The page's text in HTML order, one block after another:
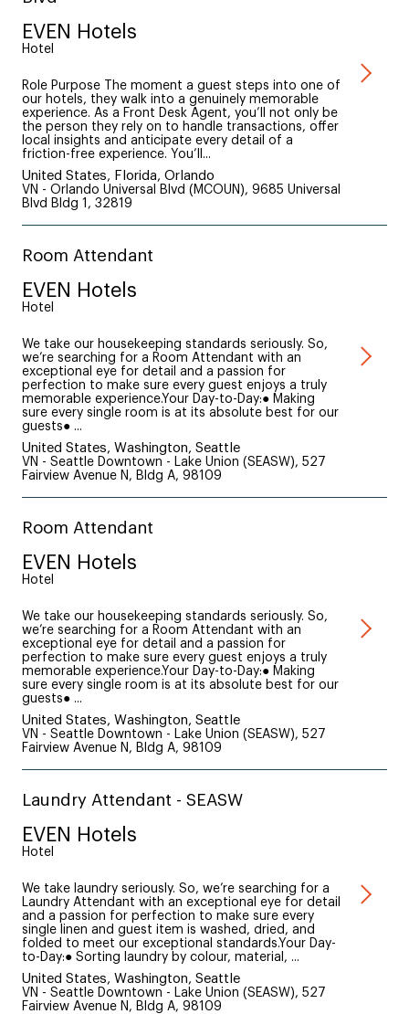
EVEN Hotels
Hotel
Role Purpose The moment a guest steps into one of
our hotels, they walk into a genuinely memorable
experience. As a Front Desk Agent, you’ll not only be
the person they rely on to handle transactions, offer
local insights and anticipate every detail of a
friction-free experience. You’ll...
United States, Florida, Orlando
VN - Orlando Universal Blvd (MCOUN), 9685 Universal
Blvd Bldg 1, 32819
Room Attendant
EVEN Hotels
Hotel
We take our housekeeping standards seriously. So,
we’re searching for a Room Attendant with an
exceptional eye for detail and a passion for
perfection to make sure every guest enjoys a truly
memorable experience.Your Day-to-Day:● Making
sure every single room is at its absolute best for our
guests● ...
United States, Washington, Seattle
VN - Seattle Downtown - Lake Union (SEASW), 527
Fairview Avenue N, Bldg A, 98109
Room Attendant
EVEN Hotels
Hotel
We take our housekeeping standards seriously. So,
we’re searching for a Room Attendant with an
exceptional eye for detail and a passion for
perfection to make sure every guest enjoys a truly
memorable experience.Your Day-to-Day:● Making
sure every single room is at its absolute best for our
guests● ...
United States, Washington, Seattle
VN - Seattle Downtown - Lake Union (SEASW), 527
Fairview Avenue N, Bldg A, 98109
Laundry Attendant - SEASW
EVEN Hotels
Hotel
We take laundry seriously. So, we’re searching for a
Laundry Attendant with an exceptional eye for detail
and a passion for perfection to make sure every
single linen and guest item is washed, dried, and
folded to meet our exceptional standards.Your Day-
to-Day:● Sorting laundry by colour, material, ...
United States, Washington, Seattle
VN - Seattle Downtown - Lake Union (SEASW), 527
Fairview Avenue N, Bldg A, 98109